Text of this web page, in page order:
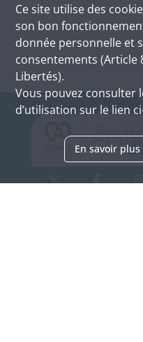
Ce site utilise des
son bon
donnée personnelle et
consentements (Article
Libertés).
Vous pouvez consulter
d’utilisation sur le lien
En savoir plus